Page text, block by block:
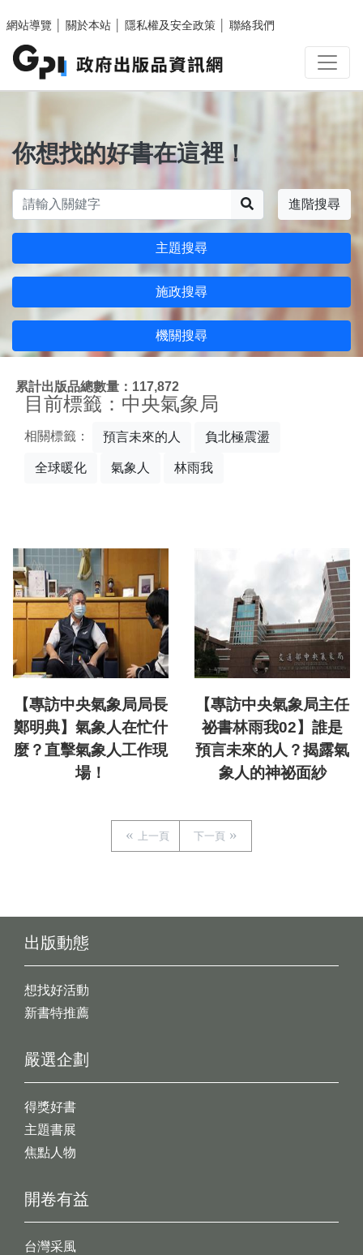
網站導覽
關於本站 隱私權及安全政策 聯絡我們
你想找的好書在這裡！
進階搜尋
主題搜尋
施政搜尋
機關搜尋
累計出版品總數量：117,872
目前標籤：中央氣象局
相關標籤： 預言未來的人 負北極震盪
全球暖化 氣象人 林雨我
【專訪中央氣象局局長
鄭明典】氣象人在忙什
麼？直擊氣象人工作現
場！
【專訪中央氣象局主任
祕書林雨我02】誰是
預言未來的人？揭露氣
象人的神祕面紗
上一頁 下一頁
出版動態
想找好活動
新書特推薦
開卷有益
台灣采風
嚴選企劃
得獎好書
主題書展
焦點人物